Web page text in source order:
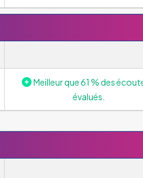
Meilleur que 61 % des
évalués.